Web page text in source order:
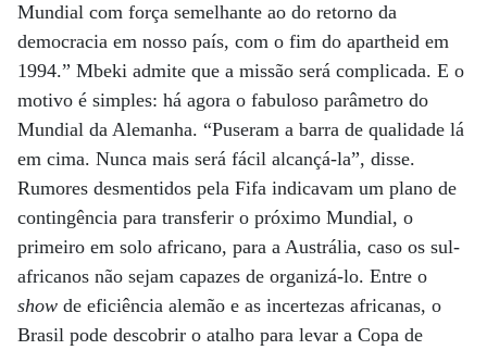
Mundial com força semelhante ao do retorno da
democracia em nosso país, com o fim do apartheid em
1994.” Mbeki admite que a missão será complicada. E o
motivo é simples: há agora o fabuloso parâmetro do
Mundial da Alemanha. “Puseram a barra de qualidade lá
em cima. Nunca mais será fácil alcançá-la”, disse.
Rumores desmentidos pela Fifa indicavam um plano de
contingência para transferir o próximo Mundial, o
primeiro em solo africano, para a Austrália, caso os sul-
africanos não sejam capazes de organizá-lo. Entre o
show de eficiência alemão e as incertezas africanas, o
Brasil pode descobrir o atalho para levar a Copa de